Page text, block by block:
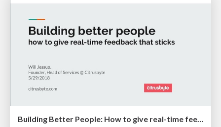
Building Better People: How to give real-time feedback that sticks.